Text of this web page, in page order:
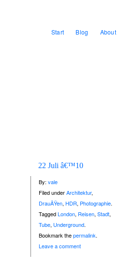
Start Blog About
22 Juli â€™10
By: vale
Filed underArchitektur,
DrauÃŸen, HDR, Photographie.
TaggedLondon, Reisen, Stadt,
Tube, Underground.
Bookmark thepermalink.
Leave a comment